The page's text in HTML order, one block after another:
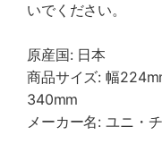
いでください。
原産国: 日本
商品サイズ: 幅
340mm
メーカー名: ユニ・